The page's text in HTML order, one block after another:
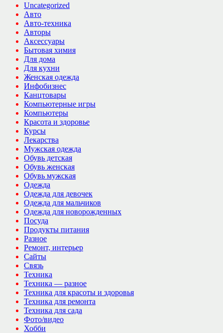
Uncategorized
Авто
Авто-техника
Авторы
Аксессуары
Бытовая химия
Для дома
Для кухни
Женская одежда
Инфобизнес
Канцтовары
Компьютерные игры
Компьютеры
Красота и здоровье
Курсы
Лекарства
Мужская одежда
Обувь детская
Обувь женская
Обувь мужская
Одежда
Одежда для девочек
Одежда для мальчиков
Одежда для новорожденных
Посуда
Продукты питания
Разное
Ремонт, интерьер
Сайты
Связь
Техника
Техника — разное
Техника для красоты и здоровья
Техника для ремонта
Техника для сада
Фото/видео
Хобби